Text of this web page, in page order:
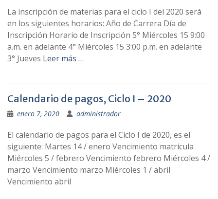
La inscripción de materias para el ciclo I del 2020 será
en los siguientes horarios: Año de Carrera Día de
Inscripción Horario de Inscripción 5° Miércoles 15 9:00
a.m. en adelante 4° Miércoles 15 3:00 p.m. en adelante
3° Jueves Leer más …
Calendario de pagos, Ciclo I – 2020
enero 7, 2020 administrador
El calendario de pagos para el Ciclo I de 2020, es el
siguiente: Martes 14 / enero Vencimiento matrícula
Miércoles 5 / febrero Vencimiento febrero Miércoles 4 /
marzo Vencimiento marzo Miércoles 1 / abril
Vencimiento abril